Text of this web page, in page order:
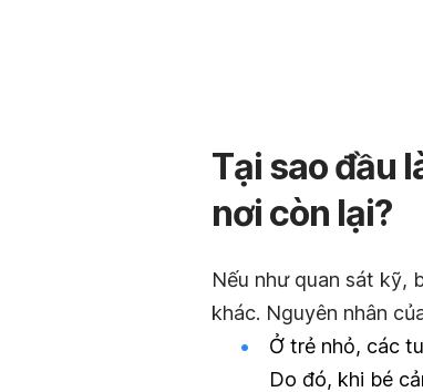
Tại sao đầu
nơi còn lại?
Nếu như quan sát kỹ,
khác. Nguyên nhân
Ở trẻ nhỏ, các
Do đó, khi bé